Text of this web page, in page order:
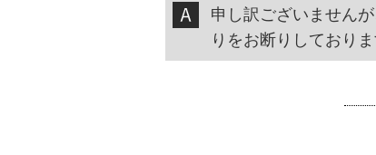
申し訳ございません
りをお断りしておりま